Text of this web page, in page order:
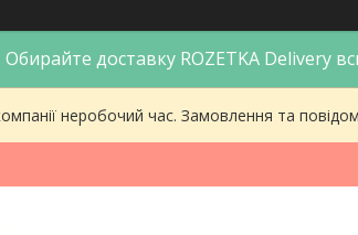
Обирайте доставку ROZETKA Delivery
неробочий час. Замовлення та